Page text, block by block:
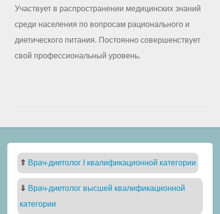
Участвует в распространении медицинских знаний
среди населения по вопросам рационального и
диетического питания. Постоянно совершенствует
свой профессиональный уровень.
⇑ Врач-диетолог I квалификационной категории
⇓ Врач-диетолог высшей квалификационной
категории